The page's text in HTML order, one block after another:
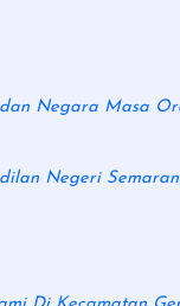
Negara Masa
Negeri